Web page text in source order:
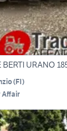
BERTI URANO
(FI)
Affair